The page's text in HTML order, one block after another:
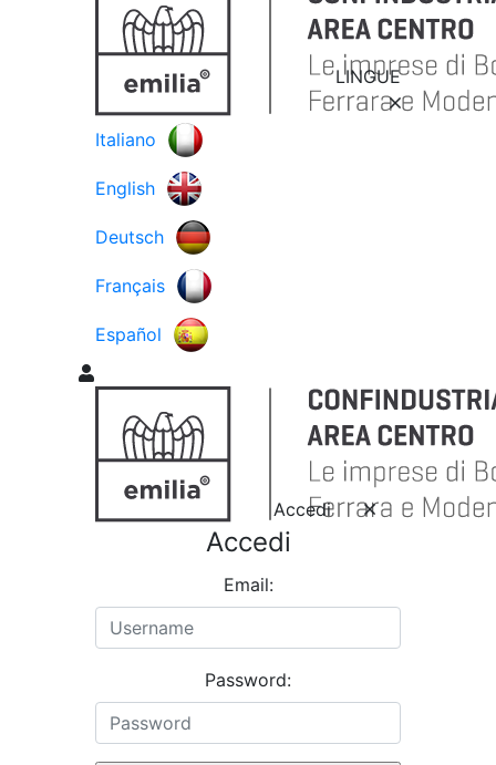
LINGUE
Italiano
English
Deutsch
Français
Español
Accedi
Accedi
Email:
Password: